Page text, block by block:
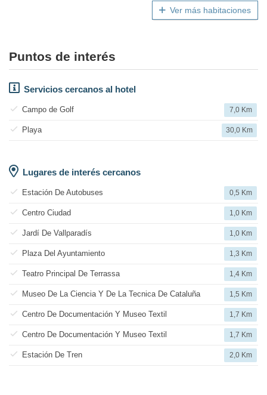
Ver más habitaciones
Puntos de interés
Servicios cercanos al hotel
Campo de Golf 7,0 Km
Playa 30,0 Km
Lugares de interés cercanos
Estación De Autobuses 0,5 Km
Centro Ciudad 1,0 Km
Jardí De Vallparadís 1,0 Km
Plaza Del Ayuntamiento 1,3 Km
Teatro Principal De Terrassa 1,4 Km
Museo De La Ciencia Y De La Tecnica De Cataluña 1,5 Km
Centro De Documentación Y Museo Textil 1,7 Km
Centro De Documentación Y Museo Textil 1,7 Km
Estación De Tren 2,0 Km